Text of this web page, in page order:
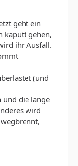
geht ein
kaputt gehen,
ihr Ausfall.
(und
und die lange
wird